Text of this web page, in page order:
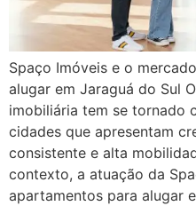
Spaço Imóveis e o
alugar em Jaraguá do Sul
imobiliária tem se tornado
cidades que apresentam
consistente e alta
contexto, a atuação da
apartamentos para alugar